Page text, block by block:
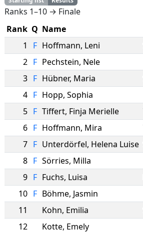
Ranks 1–10 → Finale
Rank Q Name
1
F Hoffmann, Leni
2 F Pechstein, Nele
3 F Hübner, Maria
4 F Hopp, Sophia
5 F Tiffert, Finja Merielle
6 F Hoffmann, Mira
7 F Unterdörfel, Helena Luise
8 F Sörries, Milla
9 F Fuchs, Luisa
10 F Böhme, Jasmin
11
Kohn, Emilia
12
Kotte, Emely